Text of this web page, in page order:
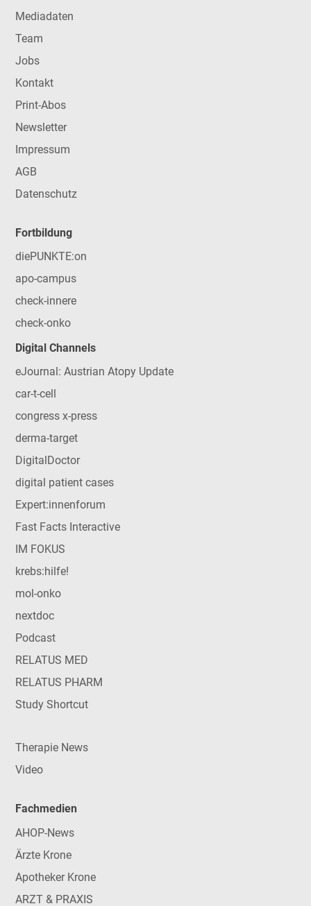
Mediadaten
Team
Jobs
Kontakt
Print-Abos
Newsletter
Impressum
AGB
Datenschutz
Fortbildung
diePUNKTE:on
apo-campus
check-innere
check-onko
Digital Channels
eJournal: Austrian Atopy Update
car-t-cell
congress x-press
derma-target
DigitalDoctor
digital patient cases
Expert:innenforum
Fast Facts Interactive
IM FOKUS
krebs:hilfe!
mol-onko
nextdoc
Podcast
RELATUS MED
RELATUS PHARM
Study Shortcut
Therapie News
Video
Fachmedien
AHOP-News
Ärzte Krone
Apotheker Krone
ARZT & PRAXIS